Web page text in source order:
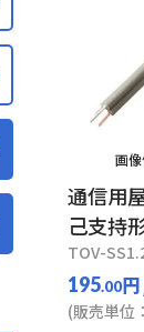
画
通信用
己支持
TOV-
195.00円
(販売単位